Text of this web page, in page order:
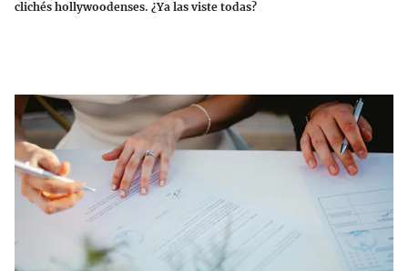
clichés hollywoodenses. ¿Ya las viste todas?